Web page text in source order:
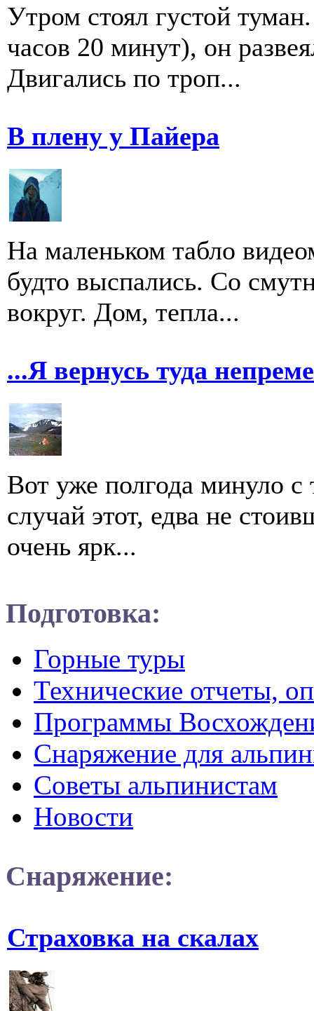
Утром стоял густой
часов 20 минут), он
Двигались по троп...
В плену у Пайера
На маленьком табло
будто выспались. Со
вокруг. Дом, тепла...
...Я вернусь туда
Вот уже полгода минуло с
случай этот, едва не
очень ярк...
Подготовка:
Горные туры
Технические отчеты,
Программы
Снаряжение для
Советы альпинистам
Новости
Снаряжение:
Страховка на скалах